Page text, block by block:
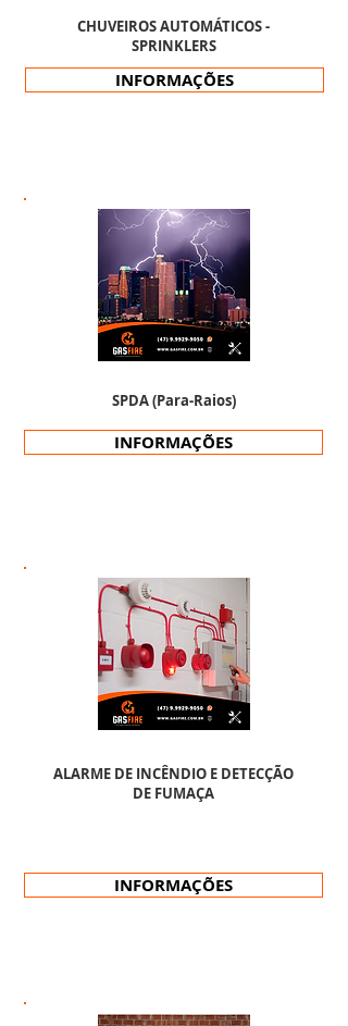
CHUVEIROS AUTOMÁTICOS -
SPRINKLERS
INFORMAÇÕES
INFORMAÇÕES
SPDA (Para-Raios)
ALARME DE INCÊNDIO E DETECÇÃO
DE FUMAÇA
INFORMAÇÕES